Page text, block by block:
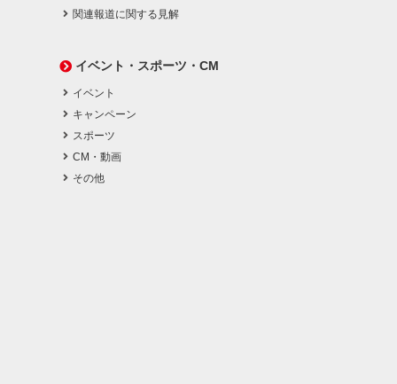
関連報道に関する見解
イベント・スポーツ・CM
イベント
キャンペーン
スポーツ
CM・動画
その他